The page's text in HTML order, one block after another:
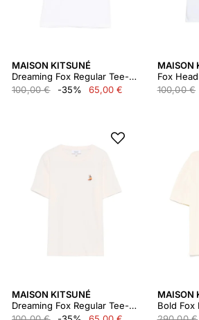
MAISON KITSUNÉ
Dreaming Fox Regular Tee-shirt
100,00 €
-35% 65,00 €
MAISON
Fox
100,00 €
MAISON KITSUNÉ
Dreaming Fox Regular Tee-shirt
MAISON